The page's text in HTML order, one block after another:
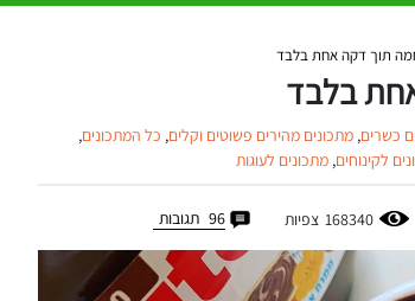
תוך דקה אחת בלבד
בלבד
כשרים,מתכונים מהירים פשוטים וקלים, כל המתכונים,
לקינוחים,מתכונים לעוגות
168340 צפיות 96 תגובות